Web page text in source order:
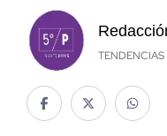
TENDENCIAS